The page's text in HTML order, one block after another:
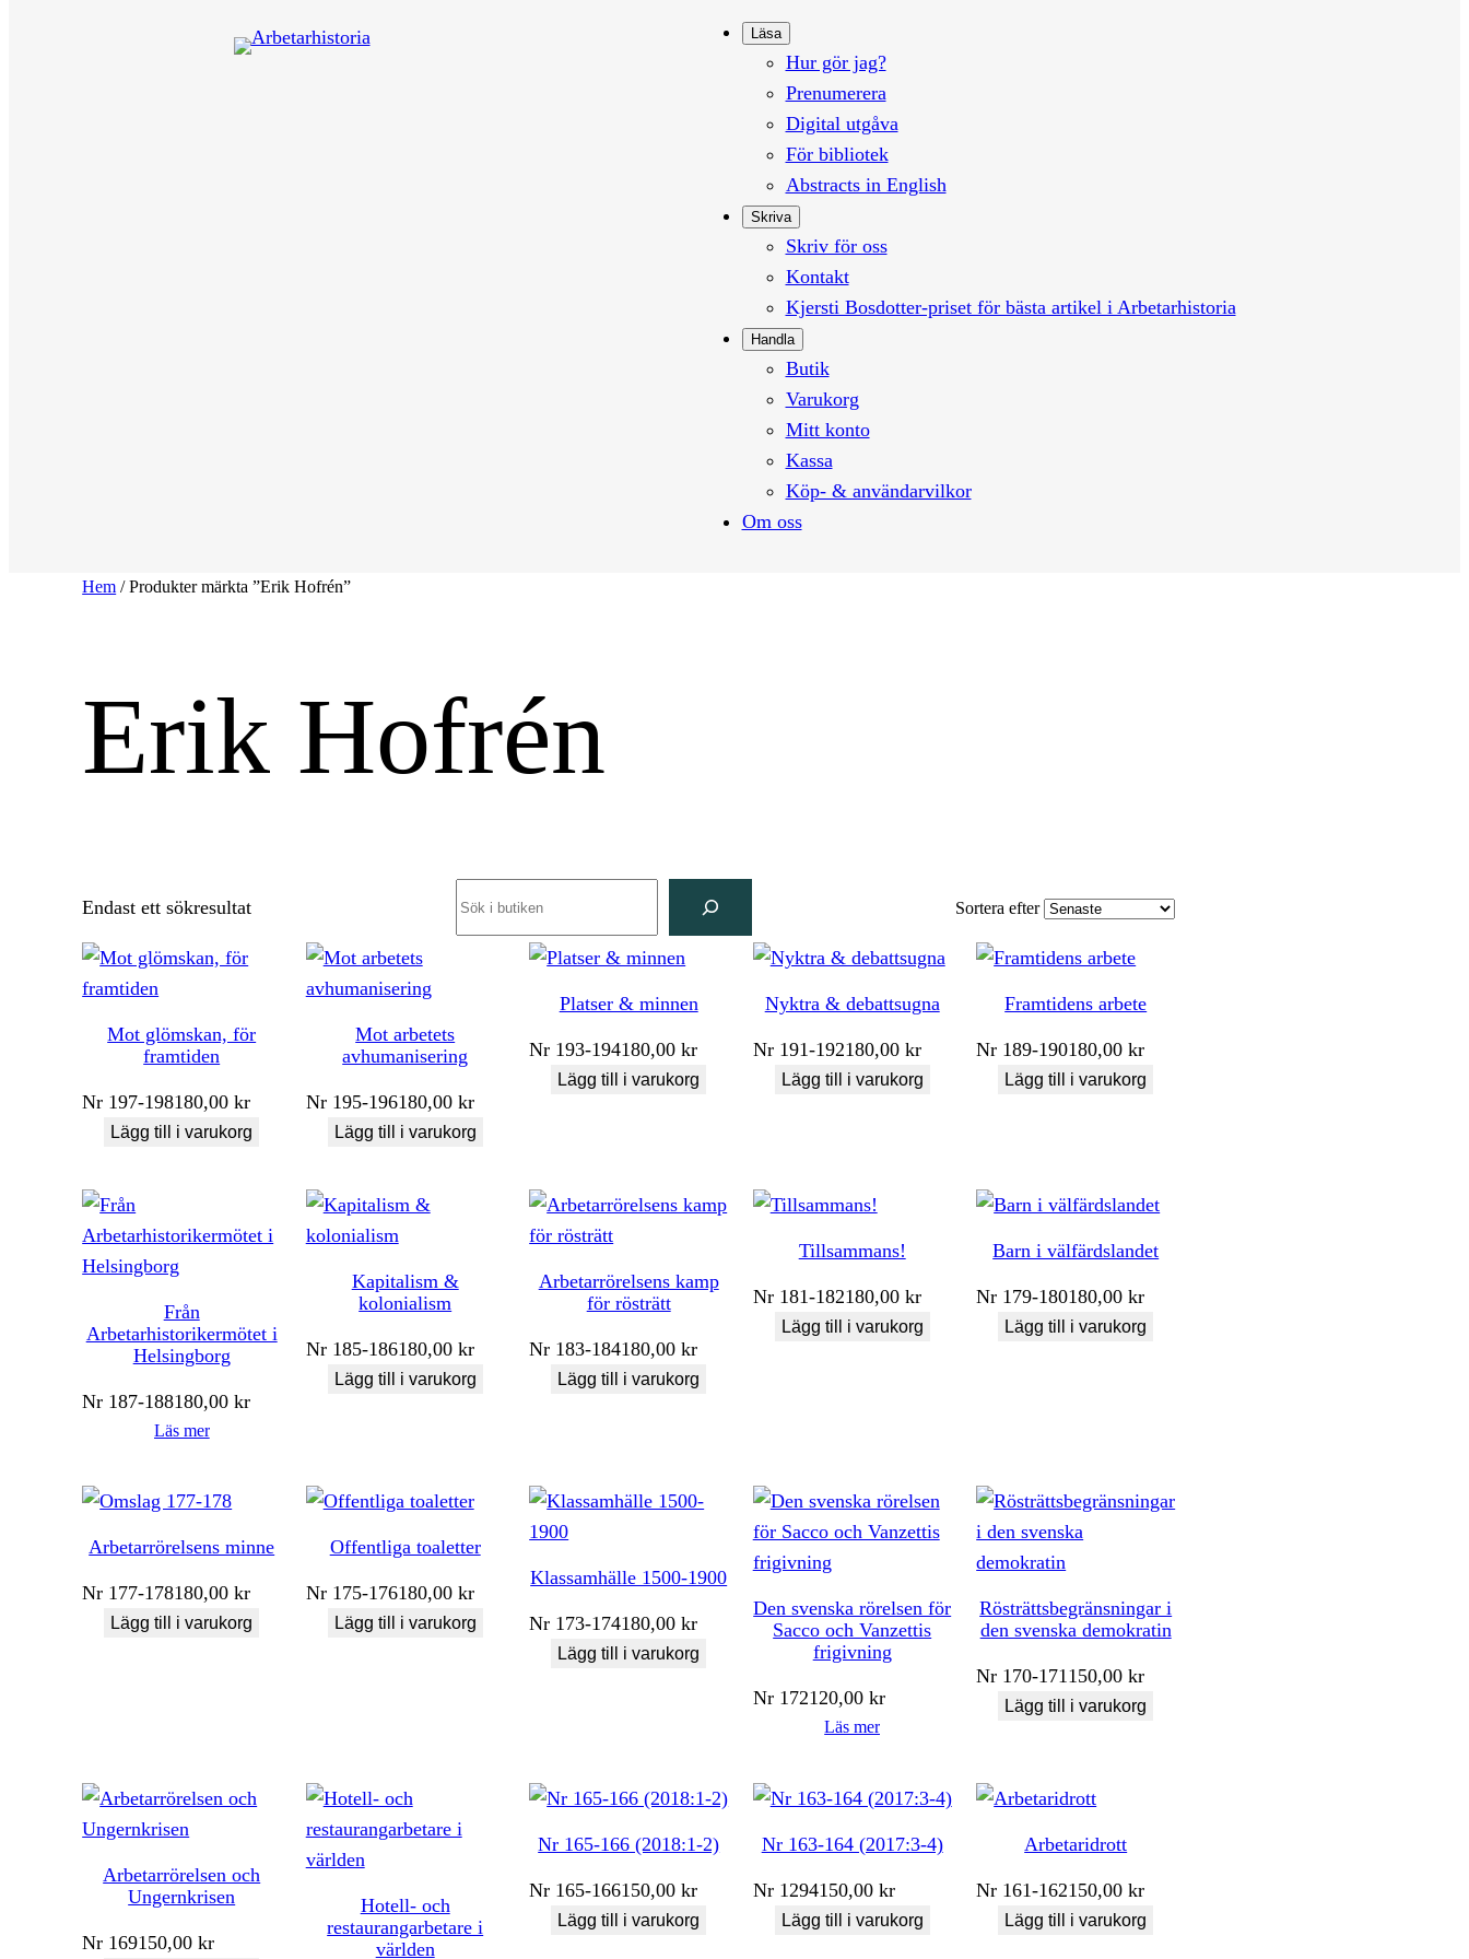
Läsa
Hur gör jag?
Prenumerera
Digital utgåva
För bibliotek
Abstracts in English
Skriva
Skriv för oss
Kontakt
Kjersti Bosdotter-priset för bästa artikel i Arbetarhistoria
Handla
Butik
Varukorg
Mitt konto
Kassa
Köp- & användarvilkor
Om oss
Hem / Produkter märkta ”Erik Hofrén”
Erik Hofrén
Endast ett sökresultat Sortera efter
Mot glömskan, för
framtiden
Nr 197-198180,00kr
Lägg till i varukorg
Mot arbetets
avhumanisering
Nr 195-196180,00 kr
Lägg till i varukorg
Platser & minnen
Nr 193-194180,00kr
Lägg till i varukorg
Nyktra & debattsugna
Nr 191-192180,00 kr
Lägg till i varukorg
Framtidens arbete
Nr 189-190180,00kr
Lägg till i varukorg
Från
Arbetarhistorikermötet i
Helsingborg
Nr 187-188180,00kr
Läs mer
Kapitalism &
kolonialism
Nr 185-186180,00 kr
Lägg till i varukorg
Arbetarrörelsens kamp
för rösträtt
Nr 183-184180,00kr
Lägg till i varukorg
Tillsammans!
Nr 181-182180,00 kr
Lägg till i varukorg
Barn i välfärdslandet
Nr 179-180180,00kr
Lägg till i varukorg
Arbetarrörelsens minne
Nr 177-178180,00kr
Lägg till i varukorg
Offentliga toaletter
Nr 175-176180,00 kr
Lägg till i varukorg
Klassamhälle 1500-1900
Nr 173-174180,00kr
Lägg till i varukorg
Den svenska rörelsen för
Sacco och Vanzettis
frigivning
Nr 172120,00 kr
Läs mer
Rösträttsbegränsningar i
den svenska demokratin
Nr 170-171150,00kr
Lägg till i varukorg
Arbetarrörelsen och
Ungernkrisen
Nr 169150,00kr
Hotell- och
restaurangarbetare i
världen
Nr 165-166 (2018:1-2)
Nr 165-166150,00kr
Lägg till i varukorg
Nr 163-164 (2017:3-4)
Nr 1294150,00 kr
Lägg till i varukorg
Arbetaridrott
Nr 161-162150,00kr
Lägg till i varukorg